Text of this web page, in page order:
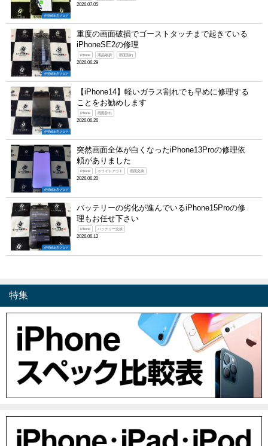
伊勢崎本店ブログ
2026.07.05
伊勢崎本店ブログ
重度の画面破損でゴーストタッチまで起きている
iPhoneSE2の修理
iPhone 液晶破損 画面割れ
2026.06.29
伊勢崎本店ブログ
【iPhone14】軽いガラス割れでも早めに修理する
ことをお勧めします
iPhone 画面割れ
2026.06.26
伊勢崎本店ブログ
突然画面全体が白くなったiPhone13Proの修理依
頼がありました
iPhone ホワイトアウト 画面交換
2026.06.20
伊勢崎本店ブログ
バッテリーの劣化が進んでいるiPhone15Proの修
理もお任せ下さい
iPhone バッテリー交換
2026.06.12
特集